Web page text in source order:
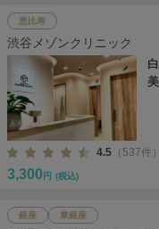
恵比寿
渋谷メゾンクリニック
4.5 （537件）
3,300 円 (税込)
銀座 東銀座